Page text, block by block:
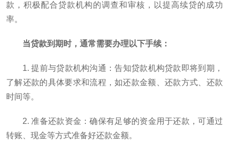
款，积极配合贷款机构的调查和审核，以提高续贷的成功
率。
当贷款到期时，通常需要办理以下手续：
1. 提前与贷款机构沟通：告知贷款机构贷款即将到期，
了解还款的具体要求和流程，如还款金额、还款方式、还款
时间等。
2. 准备还款资金：确保有足够的资金用于还款，可通过
转账、现金等方式准备好还款金额。